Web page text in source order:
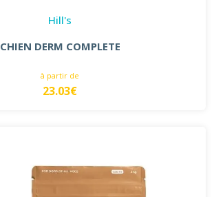
Hill's
CHIEN DERM COMPLETE
à partir de
23.03€